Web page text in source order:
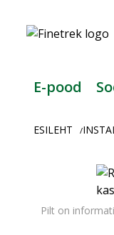
E-pood
ESILEHT /
Pilt on